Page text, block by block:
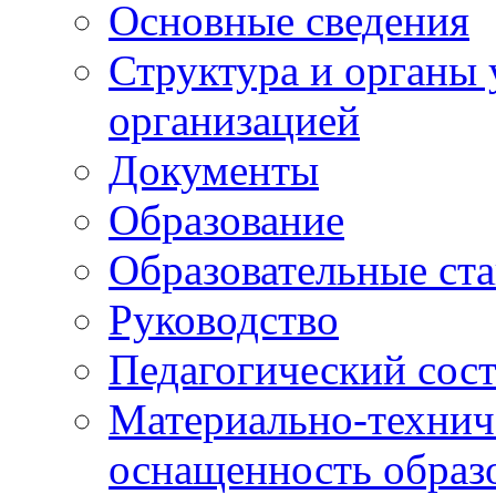
Основные сведения
Структура и органы
организацией
Документы
Образование
Образовательные
Руководство
Педагогический
Материально-
оснащенность